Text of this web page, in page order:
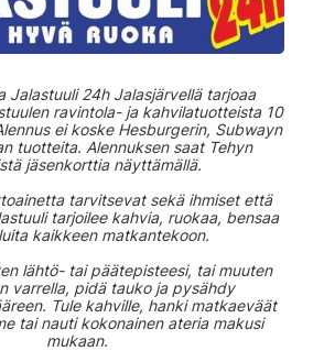
Jalastuuli 24h Jalasjärvellä tarjoaa
ravintola- ja kahvilatuotteista 10
ei koske Hesburgerin, Subwayn
tuotteita. Alennuksen saat Tehyn
jäsenkorttia näyttämällä.
tarvitsevat sekä ihmiset että
tarjoilee kahvia, ruokaa, bensaa
kaikkeen matkantekoon.
lähtö- tai päätepisteesi, tai muuten
varrella, pidä tauko ja pysähdy
Tule kahville, hanki matkaeväät
tai nauti kokonainen ateria makusi
mukaan.